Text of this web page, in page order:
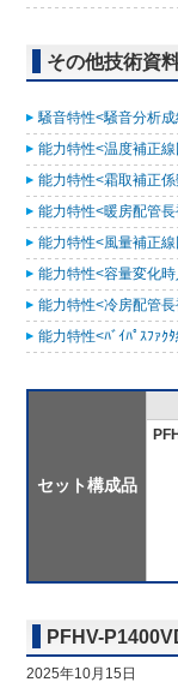
その他技術資
騒音特性<騒音分析
能力特性<温度補正
能力特性<霜取補正
能力特性<暖房配管
能力特性<風量補正
能力特性<容量変化
能力特性<冷房配管
能力特性<ﾊﾞｲﾊﾟｽﾌｧｸ
セット構成品
PFHV-
2025年10月15日